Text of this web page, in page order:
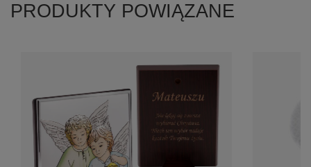
PRODUKTY POWIĄZANE